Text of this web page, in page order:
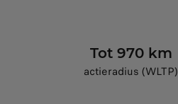
Tot 970 km
actieradius (WLTP)